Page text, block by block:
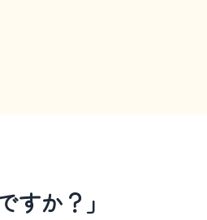
すか？｣